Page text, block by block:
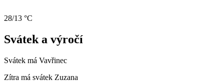
28/13 °C
Svátek a výročí
Svátek má Vavřinec
Zítra má svátek Zuzana